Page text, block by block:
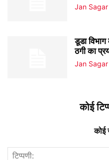
Jan
डूडा
ठगी का
Jan
कोई
कोई